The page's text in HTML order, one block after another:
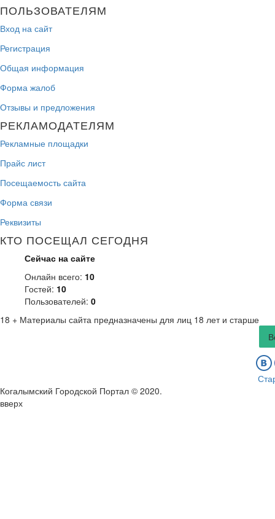
ПОЛЬЗОВАТЕЛЯМ
Вход на сайт
Регистрация
Общая информация
Форма жалоб
Отзывы и предложения
РЕКЛАМОДАТЕЛЯМ
Рекламные площадки
Прайс лист
Посещаемость сайта
Форма связи
Реквизиты
КТО ПОСЕЩАЛ СЕГОДНЯ
Сейчас на сайте
Онлайн всего: 10
Гостей: 10
Пользователей: 0
18 + Материалы сайта предназначены для лиц 18 лет и старше
Когалымский Городской Портал © 2020.
вверх